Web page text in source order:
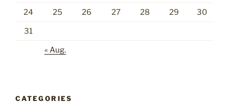
24 25 26 27 28 29 30
31
« Aug.
CATEGORIES